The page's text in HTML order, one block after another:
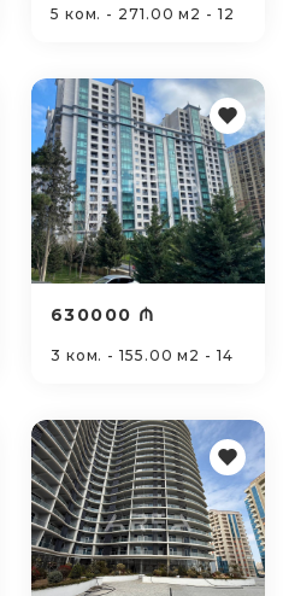
5 ком. - 271.00 м2 - 12
630000 ₼
3 ком. - 155.00 м2 - 14